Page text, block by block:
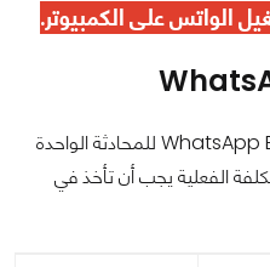
الواتس على الكمبيوتر.
الرسوم التالية هي رسوم WhatsApp Business للمحادثة الواحدة
الفعلية يجب أن تأخذ في